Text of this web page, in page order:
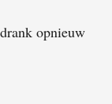
opnieuw